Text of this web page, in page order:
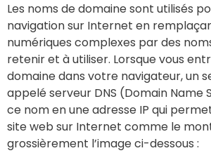
Les noms de domaine sont utilisés
navigation sur Internet en
numériques complexes par des
retenir et à utiliser. Lorsque vous
domaine dans votre navigateur, un
appelé serveur DNS (Domain Name
ce nom en une adresse IP qui
site web sur Internet comme le
grossièrement l’image ci-dessous :